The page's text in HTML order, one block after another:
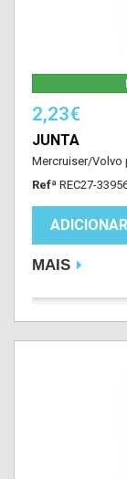
2,23€
JUNTA
Mercruiser/Volvo
Refª REC27-
MAIS